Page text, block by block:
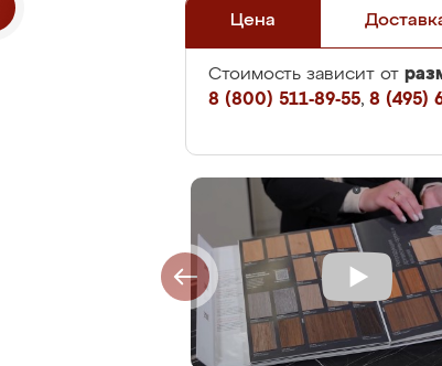
Цена
Стоимость зависит от
8 (800) 511-89-55, 8 (495)